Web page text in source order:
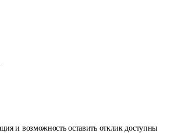
и возможность оставить отклик доступны